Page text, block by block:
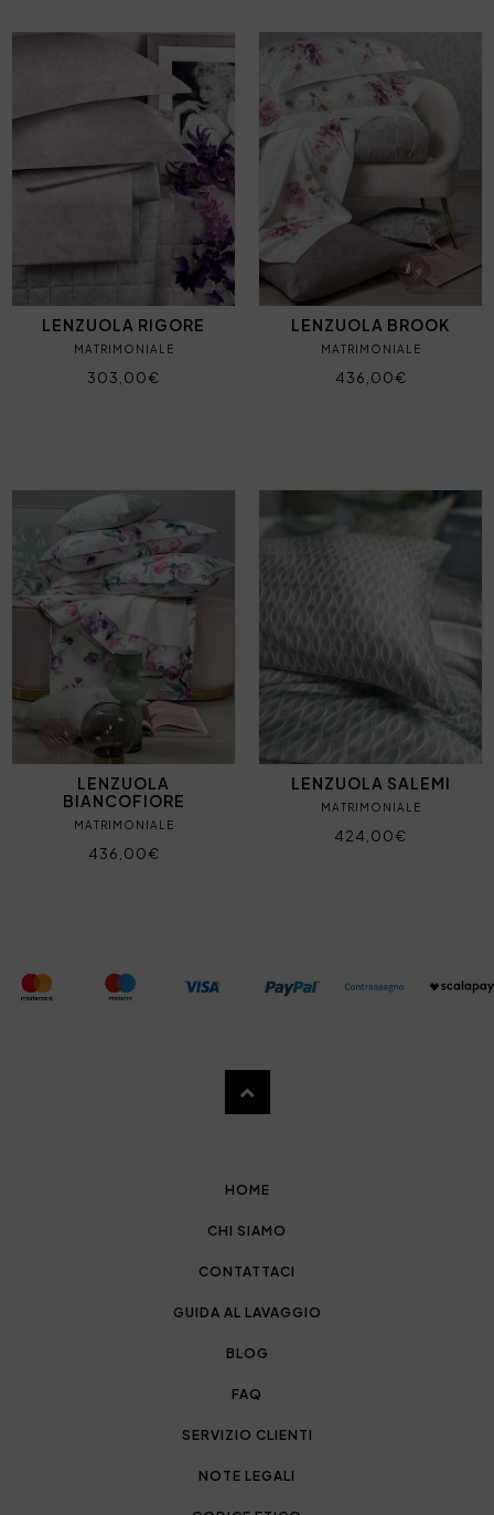
LENZUOLA RIGORE
MATRIMONIALE
303,00€
LENZUOLA BROOK
MATRIMONIALE
436,00€
LENZUOLA
BIANCOFIORE
MATRIMONIALE
436,00€
LENZUOLA SALEMI
MATRIMONIALE
424,00€
HOME
CHI SIAMO
CONTATTACI
GUIDA AL LAVAGGIO
BLOG
FAQ
SERVIZIO CLIENTI
NOTE LEGALI